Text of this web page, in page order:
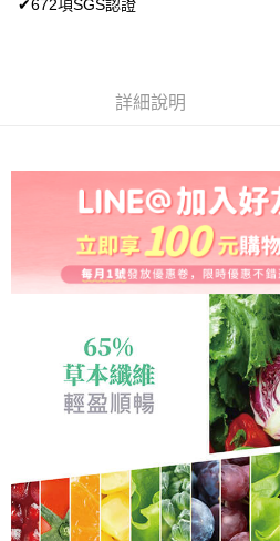
付款後7-11取貨
每筆NT$80，滿NT$499(含以上)免運費
✔672項SGS認證
詳細說明